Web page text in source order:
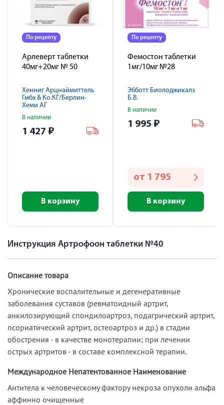
По рецепту
Арлеверт таблетки
40мг+20мг № 50
Хенниг Арцнаймиттель
Гмбх & Ко.КГ/Берлин-
Хеми АГ
В наличии
1 427 ₽
В корзину
По рецепту
Фемостон таблетки
1мг/10мг №28
Эбботт Биолоджикалз
Б.В.
В наличии
1 995 ₽
от 1 795
В корзину
Инструкция Артрофоон таблетки №40
Описание товара
Хронические воспалительные и дегенеративные
заболевания суставов (ревматоидный артрит,
анкилозирующий спондилоартроз, подагрический артрит,
псориатический артрит, остеоартроз и др.) в стадии
обострения - в качестве монотерапии; при лечении
острых артритов - в составе комплексной терапии.
Международное Непатентованное Наименование
Антитела к человеческому фактору некроза опухоли альфа
аффинно очищенные